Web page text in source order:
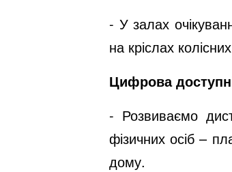
- У залах
на кріслах
Цифрова
- Розвиваємо
фізичних осіб –
дому.